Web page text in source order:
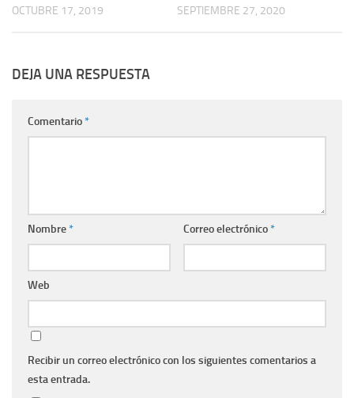
OCTUBRE 17, 2019 SEPTIEMBRE 27, 2020
DEJA UNA RESPUESTA
Comentario*
Nombre* Correo electrónico*
Web
Recibir un correo electrónico con los siguientes comentarios a
esta entrada.